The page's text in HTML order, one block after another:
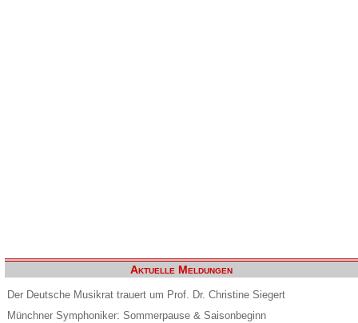
Aktuelle Meldungen
Der Deutsche Musikrat trauert um Prof. Dr. Christine Siegert
Münchner Symphoniker: Sommerpause & Saisonbeginn